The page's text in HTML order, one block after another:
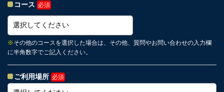
コース 必須
※その他のコースを選択した場合は、その他、質問やお問い合わせの入力欄
に半角数字でご記入ください。
ご利用場所 必須